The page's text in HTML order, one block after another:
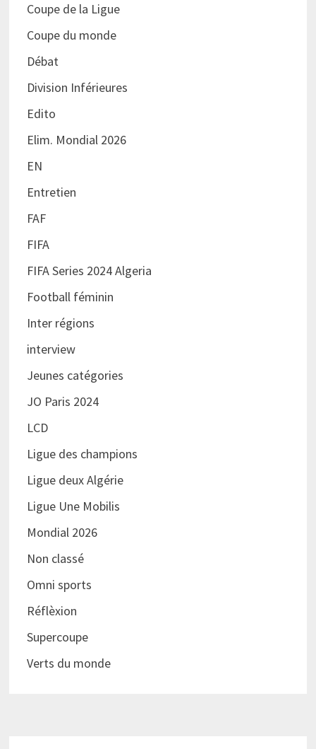
Coupe de la Ligue
Coupe du monde
Débat
Division Inférieures
Edito
Elim. Mondial 2026
EN
Entretien
FAF
FIFA
FIFA Series 2024 Algeria
Football féminin
Inter régions
interview
Jeunes catégories
JO Paris 2024
LCD
Ligue des champions
Ligue deux Algérie
Ligue Une Mobilis
Mondial 2026
Non classé
Omni sports
Réflèxion
Supercoupe
Verts du monde